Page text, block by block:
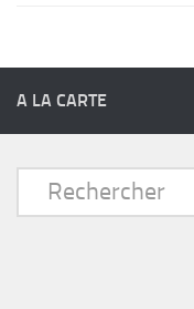
A LA CARTE